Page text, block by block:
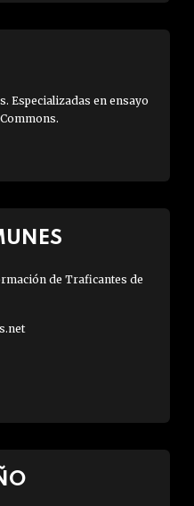
Especializadas en ensayo
de Traficantes de